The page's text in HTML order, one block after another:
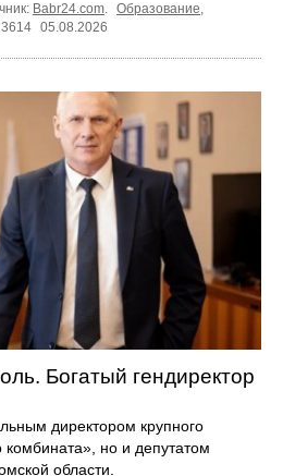
Babr24.com. Образование,
3614 05.08.2026
Богатый гендиректор
директором крупного
комбината», но и депутатом
области.